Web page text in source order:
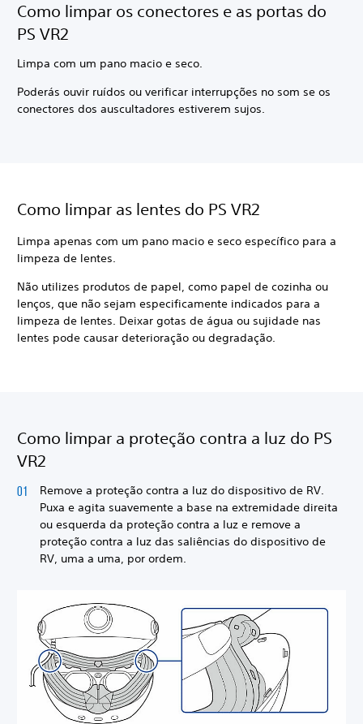
Como limpar os conectores e as portas do
PS VR2
Limpa com um pano macio e seco.
Poderás ouvir ruídos ou verificar interrupções no som se os
conectores dos auscultadores estiverem sujos.
Como limpar as lentes do PS VR2
Limpa apenas com um pano macio e seco específico para a
limpeza de lentes.
Não utilizes produtos de papel, como papel de cozinha ou
lenços, que não sejam especificamente indicados para a
limpeza de lentes. Deixar gotas de água ou sujidade nas
lentes pode causar deterioração ou degradação.
Como limpar a proteção contra a luz do PS
VR2
Remove a proteção contra a luz do dispositivo de RV.
Puxa e agita suavemente a base na extremidade direita
ou esquerda da proteção contra a luz e remove a
proteção contra a luz das saliências do dispositivo de
RV, uma a uma, por ordem.